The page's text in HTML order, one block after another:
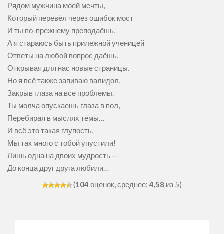
Рядом мужчина моей мечты,
Который перевёл через ошибок мост
И ты по-прежнему преподаёшь,
А я стараюсь быть прилежной ученицей
Ответы на любой вопрос даёшь,
Открывая для нас новые страницы.
Но я всё также запиваю валидол,
Закрыв глаза на все проблемы.
Ты молча опускаешь глаза в пол,
Перебирая в мыслях темы…
И всё это такая глупость,
Мы так много с тобой упустили!
Лишь одна на двоих мудрость —
До конца друг друга любили…
(104 оценок, среднее: 4,58 из 5)